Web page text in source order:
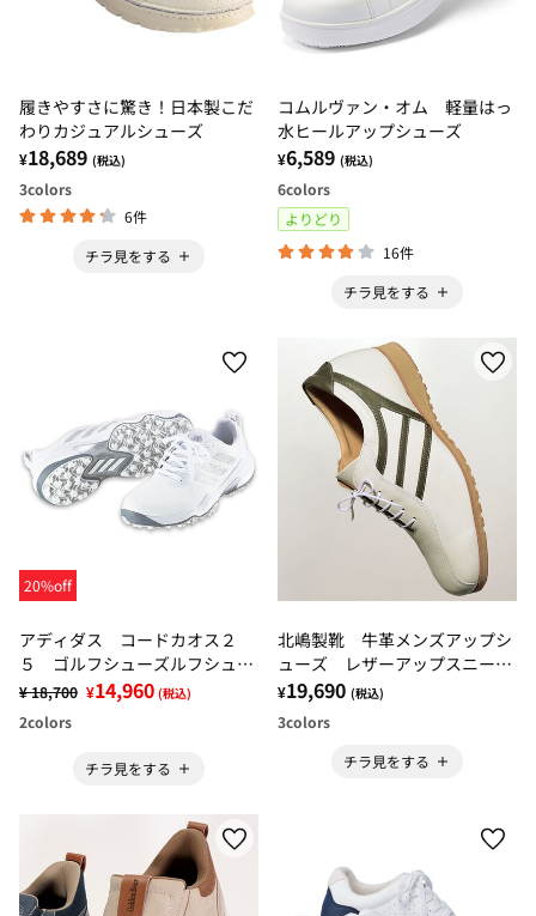
履きやすさに驚き！日本製こだ
わりカジュアルシューズ
¥18,689 (税込)
3colors
6件
チラ見をする
コムルヴァン・オム 軽量はっ
水ヒールアップシューズ
¥6,589 (税込)
6colors
よりどり
16件
チラ見をする
20%off
アディダス コードカオス２
５ ゴルフシューズルフシュー
ズ
¥ 18,700 ¥14,960 (税込)
2colors
チラ見をする
北嶋製靴 牛革メンズアップシ
ューズ レザーアップスニーカ
ー
¥19,690 (税込)
3colors
チラ見をする